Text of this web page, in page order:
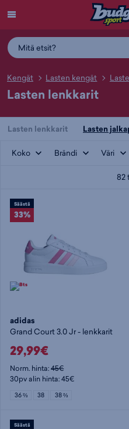
Kengät Lasten kengät
Lasten lenkkarit
Lasten lenkkarit Lasten
Koko Brändi Väri
82
Säästä
33%
adidas
Grand Court 3.0 Jr - lenkkarit
29,99€
Norm. hinta:45€
30pv alin hinta: 45€
36 ⅔ 38 38 ⅔
Säästä